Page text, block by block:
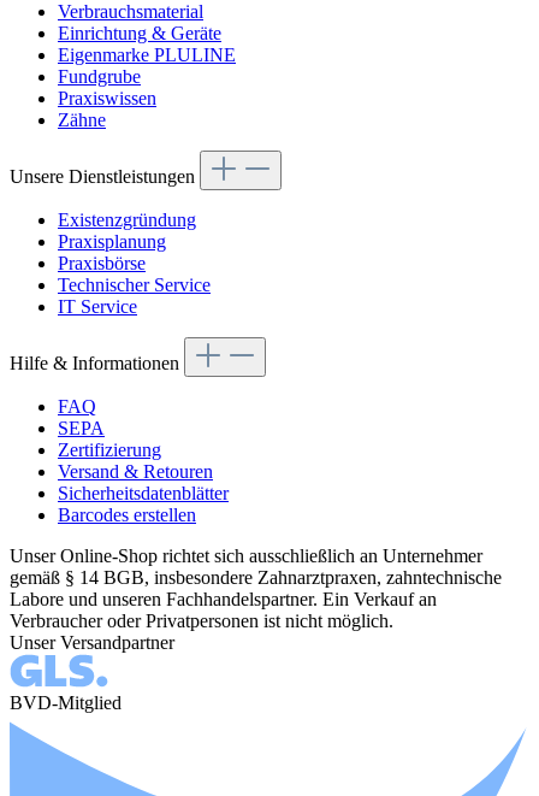
Verbrauchsmaterial
Einrichtung & Geräte
Eigenmarke PLULINE
Fundgrube
Praxiswissen
Zähne
Unsere Dienstleistungen
Existenzgründung
Praxisplanung
Praxisbörse
Technischer Service
IT Service
Hilfe & Informationen
FAQ
SEPA
Zertifizierung
Versand & Retouren
Sicherheitsdatenblätter
Barcodes erstellen
Unser Online-Shop richtet sich ausschließlich an Unternehmer
gemäß § 14 BGB, insbesondere Zahnarztpraxen, zahntechnische
Labore und unseren Fachhandelspartner. Ein Verkauf an
Verbraucher oder Privatpersonen ist nicht möglich.
Unser Versandpartner
BVD-Mitglied